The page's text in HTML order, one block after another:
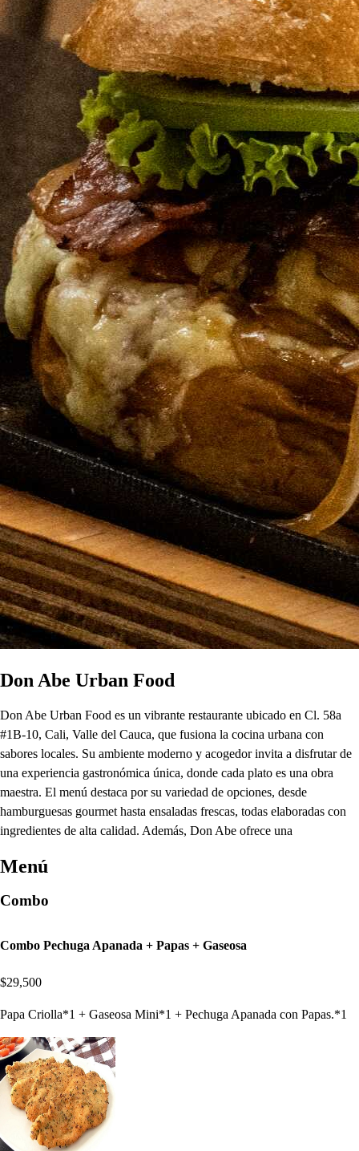
Don Abe Urban Food
Don Abe Urban Food es un vibrante restaurante ubicado en Cl. 58a
#1B-10, Cali, Valle del Cauca, que fusiona la cocina urbana con
sabores locales. Su ambiente moderno y acogedor invita a disfrutar de
una experiencia gastronómica única, donde cada plato es una obra
maestra. El menú destaca por su variedad de opciones, desde
hamburguesas gourmet hasta ensaladas frescas, todas elaboradas con
ingredientes de alta calidad. Además, Don Abe ofrece una
Menú
Combo
Combo Pechuga Apanada + Papas + Gaseosa
$29,500
Papa Criolla*1 + Gaseosa Mini*1 + Pechuga Apanada con Papas.*1